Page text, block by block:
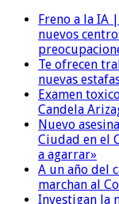
Freno a la IA
nuevos
Te ofrecen
nuevas
Examen
Candela
Nuevo
Ciudad en el
a agarrar»
A un año del
marchan al
Investigan la